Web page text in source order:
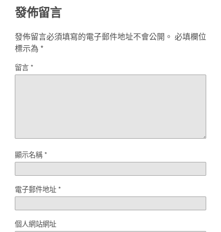
發佈留言
發佈留言必須填寫的電子郵件地址不會公開。 必填欄位
標示為 *
留言*
顯示名稱*
電子郵件地址*
個人網站網址